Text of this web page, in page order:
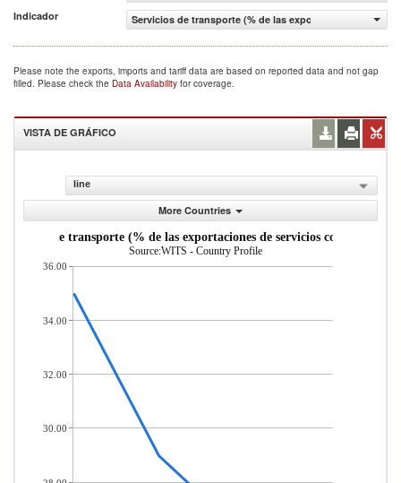
Indicador
Servicios de transporte (% de las exportaciones de
Please note the exports, imports and tariff data are based on reported data and not gap
filled. Please check the Data Availability for coverage.
VISTA DE GRÁFICO
line
More Countries
Servicios de transporte (% de las exportaciones de servicios comerciales)
Source:WITS - Country Profile
36.00
34.00
32.00
30.00